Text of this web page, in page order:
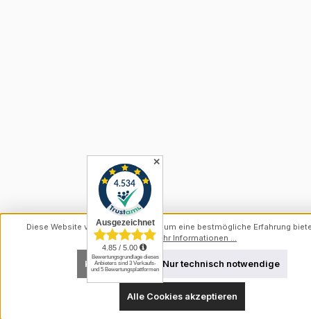
✕
Diese Website verwendet Cookies, um eine bestmögliche Erfahrung
können.Mehr Informationen ...
Nur technisch notwendige
Konfigurieren
Alle Cookies akzeptieren